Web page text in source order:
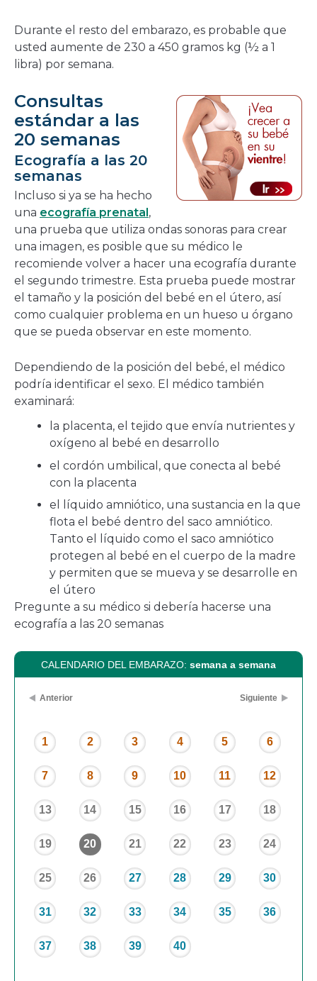
Durante el resto del embarazo, es probable que
usted aumente de 230 a 450 gramos kg (½ a 1
libra) por semana.
Consultas
estándar a las
20 semanas
Ecografía a las 20
semanas
Incluso si ya se ha hecho
una ecografía prenatal ,
una prueba que utiliza ondas sonoras para crear
una imagen, es posible que su médico le
recomiende volver a hacer una ecografía durante
el segundo trimestre. Esta prueba puede mostrar
el tamaño y la posición del bebé en el útero, así
como cualquier problema en un hueso u órgano
que se pueda observar en este momento.
Dependiendo de la posición del bebé, el médico
podría identificar el sexo. El médico también
examinará:
la placenta, el tejido que envía nutrientes y
oxígeno al bebé en desarrollo
el cordón umbilical, que conecta al bebé
con la placenta
el líquido amniótico, una sustancia en la que
flota el bebé dentro del saco amniótico.
Tanto el líquido como el saco amniótico
protegen al bebé en el cuerpo de la madre
y permiten que se mueva y se desarrolle en
el útero
Pregunte a su médico si debería hacerse una
ecografía a las 20 semanas
CALENDARIO DEL EMBARAZO: semana a semana
Anterior Siguiente
1 2 3 4 5 6
7 8 9 10 11 12
13 14 15 16 17 18
19 20 21 22 23 24
25 26 27 28 29 30
31 32 33 34 35 36
37 38 39 40